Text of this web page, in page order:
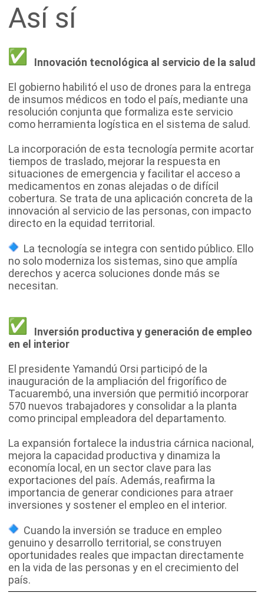
Así sí
Innovación tecnológica al servicio de la salud
El gobierno habilitó el uso de drones para la entrega
de insumos médicos en todo el país, mediante una
resolución conjunta que formaliza este servicio
como herramienta logística en el sistema de salud.
La incorporación de esta tecnología permite acortar
tiempos de traslado, mejorar la respuesta en
situaciones de emergencia y facilitar el acceso a
medicamentos en zonas alejadas o de difícil
cobertura. Se trata de una aplicación concreta de la
innovación al servicio de las personas, con impacto
directo en la equidad territorial.
La tecnología se integra con sentido público. Ello
no solo moderniza los sistemas, sino que amplía
derechos y acerca soluciones donde más se
necesitan.
Inversión productiva y generación de empleo
en el interior
El presidente Yamandú Orsi participó de la
inauguración de la ampliación del frigorífico de
Tacuarembó, una inversión que permitió incorporar
570 nuevos trabajadores y consolidar a la planta
como principal empleadora del departamento.
La expansión fortalece la industria cárnica nacional,
mejora la capacidad productiva y dinamiza la
economía local, en un sector clave para las
exportaciones del país. Además, reafirma la
importancia de generar condiciones para atraer
inversiones y sostener el empleo en el interior.
Cuando la inversión se traduce en empleo
genuino y desarrollo territorial, se construyen
oportunidades reales que impactan directamente
en la vida de las personas y en el crecimiento del
país.